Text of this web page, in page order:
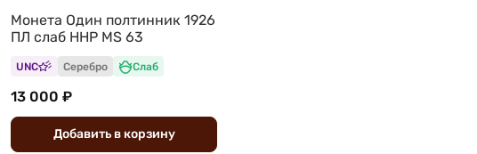
Монета Один полтинник 1926
ПЛ слаб ННР MS 63
UNC Серебро Слаб
13 000 ₽
Добавить вкорзину